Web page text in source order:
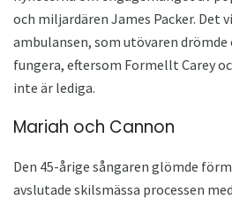
och miljardären James Packer. Det
ambulansen, som utövaren
fungera, eftersom Formellt Carey
inte är lediga.
Mariah och Cannon
Den 45-årige sångaren glömde
avslutade skilsmässa processen